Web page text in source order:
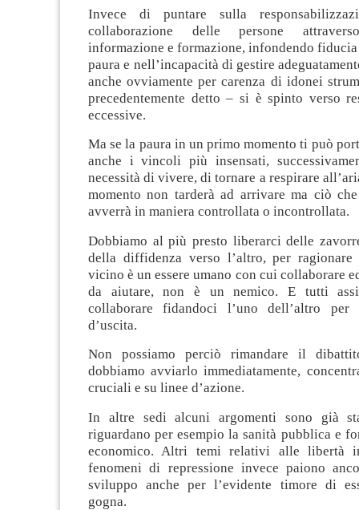
Invece di puntare sulla
collaborazione delle persone
informazione e formazione, infondendo
paura e nell’incapacità di gestire
anche ovviamente per carenza di idonei
precedentemente detto – si è spinto verso
eccessive.
Ma se la paura in un primo momento ti può
anche i vincoli più insensati,
necessità di vivere, di tornare a respirare
momento non tarderà ad arrivare ma ciò
avverrà in maniera controllata o incontrollata.
Dobbiamo al più presto liberarci delle
della diffidenza verso l’altro, per ragionare
vicino è un essere umano con cui collaborare
da aiutare, non è un nemico. E tutti
collaborare fidandoci l’uno dell’altro
d’uscita.
Non possiamo perciò rimandare il
dobbiamo avviarlo immediatamente,
cruciali e su linee d’azione.
In altre sedi alcuni argomenti sono già
riguardano per esempio la sanità pubblica e
economico. Altri temi relativi alle libertà
fenomeni di repressione invece paiono
sviluppo anche per l’evidente timore di
gogna.